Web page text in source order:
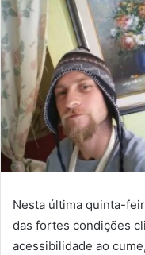
Nesta última quinta-
das fortes condições
acessibilidade ao